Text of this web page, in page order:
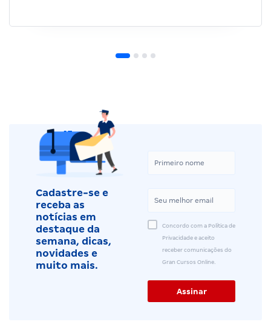
Cadastre-se e
receba as
notícias em
destaque da
semana, dicas,
novidades e
muito mais.
Concordo com a Política de
Privacidade e aceito
receber comunicações do
Gran Cursos Online.